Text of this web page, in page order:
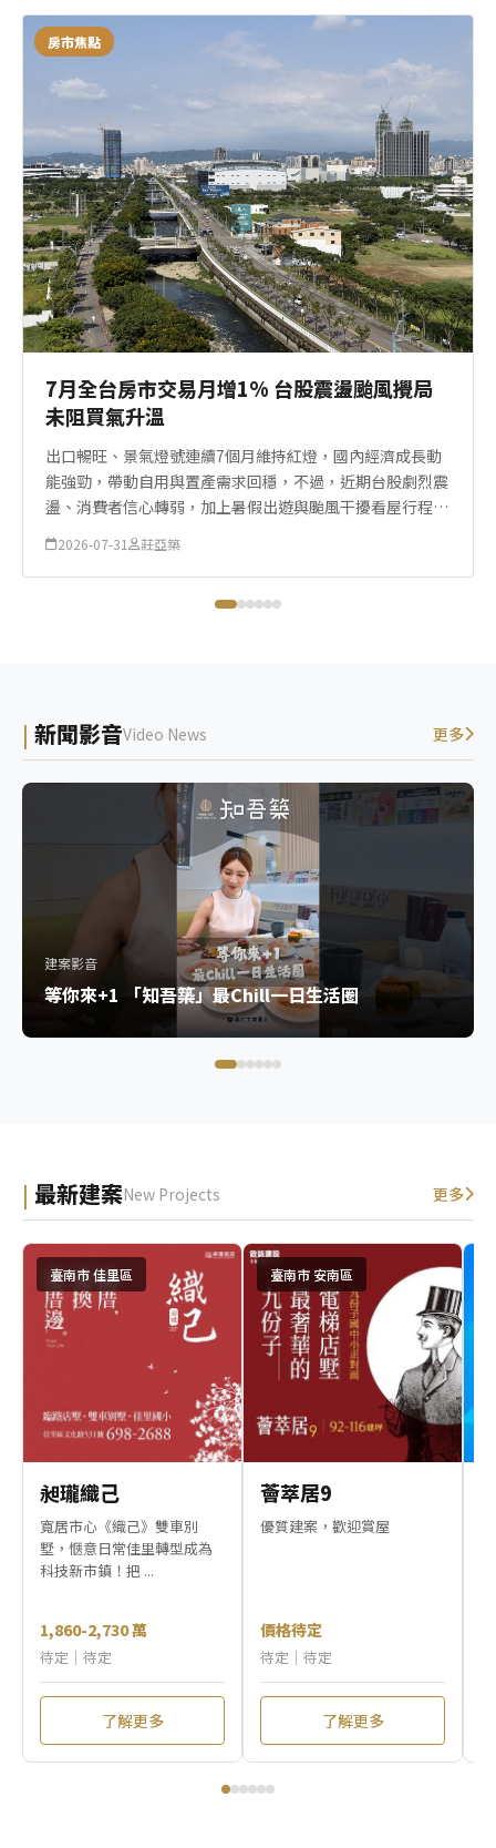
房市焦點
7月全台房市交易月增1% 台股震盪颱風攪局
未阻買氣升溫
出口暢旺、景氣燈號連續7個月維持紅燈，國內經濟成長動
能強勁，帶動自用與置產需求回穩，不過，近期台股劇烈震
盪、消費者信心轉弱，加上暑假出遊與颱風干擾看屋行程等
因素影響，7月全台房市交易量僅呈現微幅增長。
2026-07-31 莊亞築
新聞影音Video News 更多
建案影音
等你來+1 「知吾築」最Chill一日生活圈
最新建案New Projects 更多
臺南市 佳里區
昶瓏織己
寬居市心《織己》雙車別
墅，愜意日常佳里轉型成為
科技新市鎮！把 ...
1,860-2,730 萬
待定｜待定
了解更多
臺南市 安南區
薈萃居9
優質建案，歡迎賞屋
價格待定
待定｜待定
了解更多